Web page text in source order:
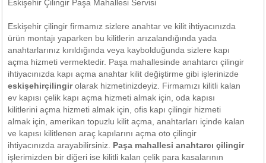
Eskişehir Çilingir Paşa Mahallesi Servisi
Eskişehir çilingir firmamız sizlere anahtar ve kilit ihtiyacınızda
ürün montajı yaparken bu kilitlerin arızalandığında yada
anahtarlarınız kırıldığında veya kaybolduğunda sizlere kapı
açma hizmeti vermektedir. Paşa mahallesinde anahtarcı çilingir
ihtiyacınızda kapı açma anahtar kilit değiştirme gibi işlerinizde
eskişehirçilingirolarak hizmetinizdeyiz. Firmamızı kilitli kalan
ev kapısı çelik kapı açma hizmeti almak için, oda kapısı
kilitlerini açma hizmeti almak için, ofis kapı çilingir hizmeti
almak için, amerikan topuzlu kilit açma, anahtarları içinde kalan
ve kapısı kilitlenen araç kapılarını açma oto çilingir
ihtiyacınızda arayabilirsiniz. Paşa mahallesi anahtarcı çilingir
işlerimizden bir diğeri ise kilitli kalan çelik para kasalarının